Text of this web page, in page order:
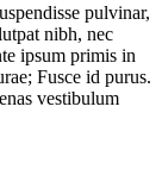
pulvinar,
nibh, nec
ipsum primis in
Fusce id purus.
vestibulum